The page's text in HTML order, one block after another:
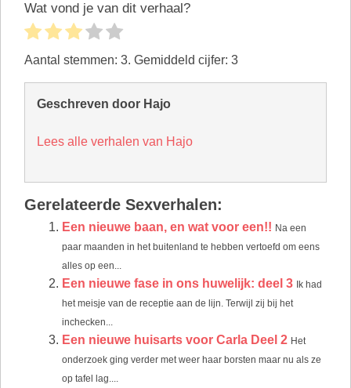
Wat vond je van dit verhaal?
Aantal stemmen: 3. Gemiddeld cijfer: 3
Geschreven door Hajo
Lees alle verhalen van Hajo
Gerelateerde Sexverhalen:
Een nieuwe baan, en wat voor een!! Na een
paar maanden in het buitenland te hebben vertoefd om eens
alles op een...
Een nieuwe fase in ons huwelijk: deel 3 Ik had
het meisje van de receptie aan de lijn. Terwijl zij bij het
inchecken...
Een nieuwe huisarts voor Carla Deel 2 Het
onderzoek ging verder met weer haar borsten maar nu als ze
op tafel lag....